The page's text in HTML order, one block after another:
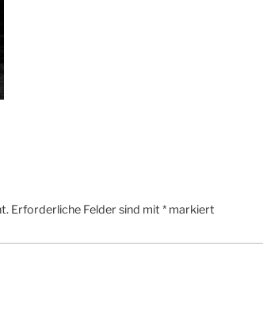
Erforderliche Felder sind mit* markiert